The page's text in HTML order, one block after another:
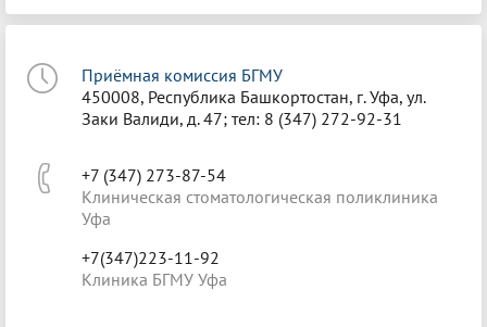
Приёмная комиссия БГМУ
450008, Республика Башкортостан, г. Уфа, ул.
Заки Валиди, д. 47; тел: 8 (347) 272-92-31
+7 (347) 273-87-54
Клиническая стоматологическая поликлиника
Уфа
+7(347)223-11-92
Клиника БГМУ Уфа